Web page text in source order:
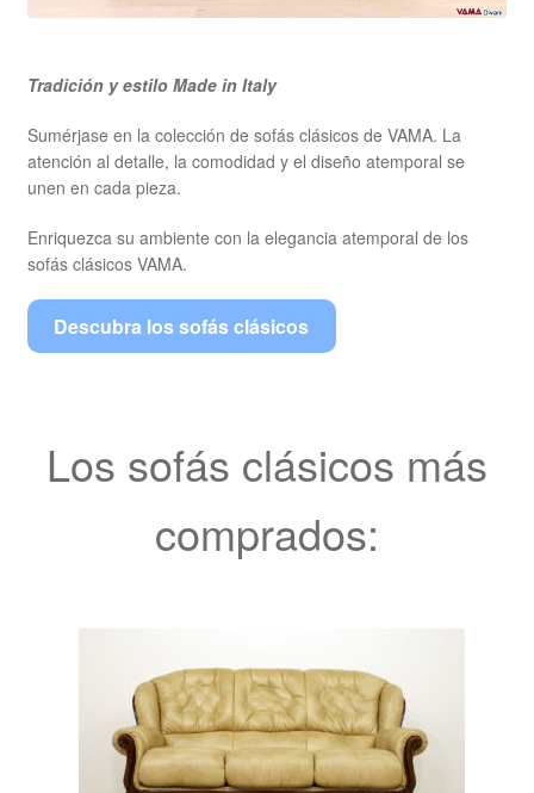
Tradición y estilo Made in Italy
Sumérjase en la colección de sofás clásicos de VAMA. La
atención al detalle, la comodidad y el diseño atemporal se
unen en cada pieza.
Enriquezca su ambiente con la elegancia atemporal de los
sofás clásicos VAMA.
Descubra los sofás clásicos
Los sofás clásicos más
comprados: